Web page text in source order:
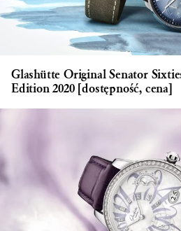
Glashütte Original Senator
Edition 2020 [dostępność, cena]